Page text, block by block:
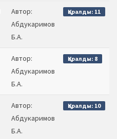
Автор:
Абдукаримов
Б.А.
Қаралды: 11
Автор:
Абдукаримов
Б.А.
Қаралды: 8
Автор:
Абдукаримов
Б.А.
Қаралды: 10